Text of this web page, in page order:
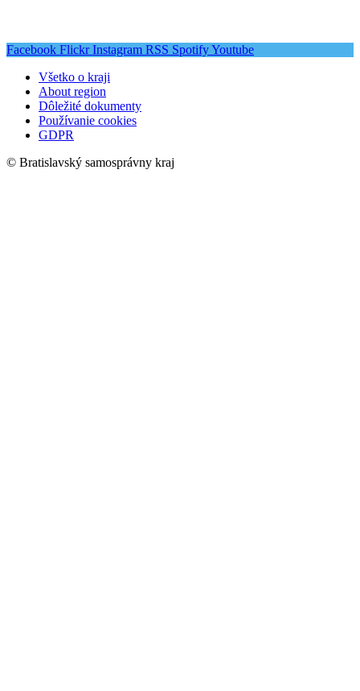
Facebook Flickr Instagram RSS SpotifyYoutube
Všetko o kraji
About region
Dôležité dokumenty
Používanie cookies
GDPR
© Bratislavský samosprávny kraj